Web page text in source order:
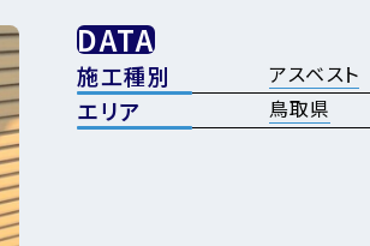
DATA
施工種別 アスベスト
エリア 鳥取県